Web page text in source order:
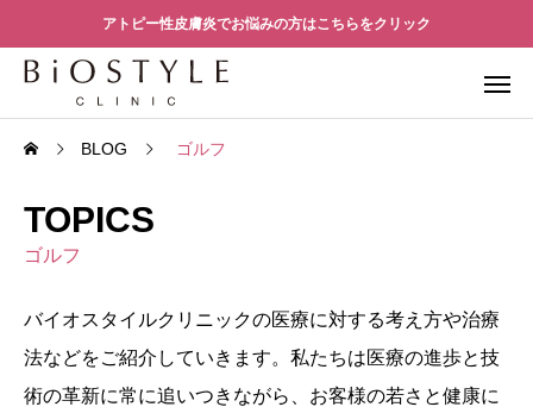
アトピー性皮膚炎でお悩みの方はこちらをクリック
BLOG ゴルフ
TOPICS
ゴルフ
バイオスタイルクリニックの医療に対する考え方や治療
法などをご紹介していきます。私たちは医療の進歩と技
術の革新に常に追いつきながら、お客様の若さと健康に